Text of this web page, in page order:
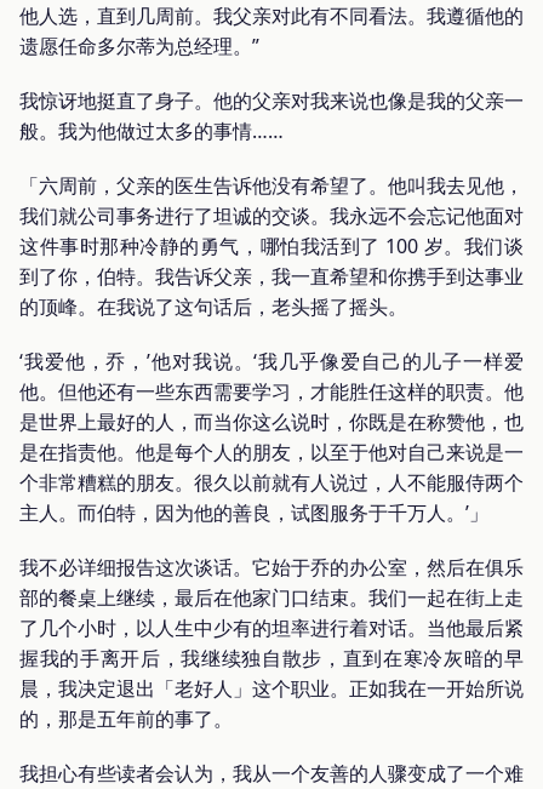
他人选，直到几周前。我父亲对此有不同看法。我遵循他的
遗愿任命多尔蒂为总经理。”
我惊讶地挺直了身子。他的父亲对我来说也像是我的父亲一
般。我为他做过太多的事情……
「六周前，父亲的医生告诉他没有希望了。他叫我去见他，
我们就公司事务进行了坦诚的交谈。我永远不会忘记他面对
这件事时那种冷静的勇气，哪怕我活到了 100 岁。我们谈
到了你，伯特。我告诉父亲，我一直希望和你携手到达事业
的顶峰。在我说了这句话后，老头摇了摇头。
‘我爱他，乔，’他对我说。‘我几乎像爱自己的儿子一样爱
他。但他还有一些东西需要学习，才能胜任这样的职责。他
是世界上最好的人，而当你这么说时，你既是在称赞他，也
是在指责他。他是每个人的朋友，以至于他对自己来说是一
个非常糟糕的朋友。很久以前就有人说过，人不能服侍两个
主人。而伯特，因为他的善良，试图服务于千万人。’」
我不必详细报告这次谈话。它始于乔的办公室，然后在俱乐
部的餐桌上继续，最后在他家门口结束。我们一起在街上走
了几个小时，以人生中少有的坦率进行着对话。当他最后紧
握我的手离开后，我继续独自散步，直到在寒冷灰暗的早
晨，我决定退出「老好人」这个职业。正如我在一开始所说
的，那是五年前的事了。
我担心有些读者会认为，我从一个友善的人骤变成了一个难